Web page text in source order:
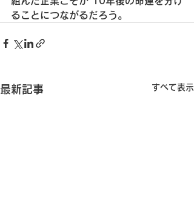
ることにつながるだろう。
最新記事 すべて表示